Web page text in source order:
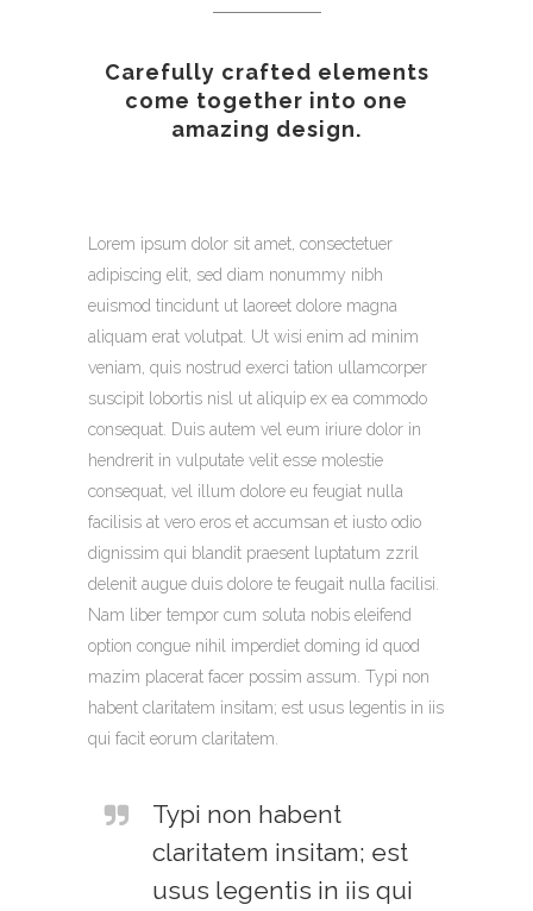
Carefully crafted elements
come together into one
amazing design.
Lorem ipsum dolor sit amet, consectetuer
adipiscing elit, sed diam nonummy nibh
euismod tincidunt ut laoreet dolore magna
aliquam erat volutpat. Ut wisi enim ad minim
veniam, quis nostrud exerci tation ullamcorper
suscipit lobortis nisl ut aliquip ex ea commodo
consequat. Duis autem vel eum iriure dolor in
hendrerit in vulputate velit esse molestie
consequat, vel illum dolore eu feugiat nulla
facilisis at vero eros et accumsan et iusto odio
dignissim qui blandit praesent luptatum zzril
delenit augue duis dolore te feugait nulla facilisi.
Nam liber tempor cum soluta nobis eleifend
option congue nihil imperdiet doming id quod
mazim placerat facer possim assum. Typi non
habent claritatem insitam; est usus legentis in iis
qui facit eorum claritatem.
Typi non habent
claritatem insitam; est
usus legentis in iis qui